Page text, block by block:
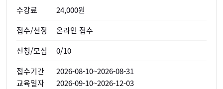
24,000원
온라인 접수
0/10
2026-08-10~2026-08-31
2026-09-10~2026-12-03